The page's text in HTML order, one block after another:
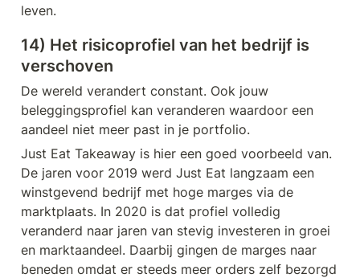
leven.
14) Het risicoprofiel van het bedrijf is
verschoven
De wereld verandert constant. Ook jouw
beleggingsprofiel kan veranderen waardoor een
aandeel niet meer past in je portfolio.
Just Eat Takeaway is hier een goed voorbeeld van.
De jaren voor 2019 werd Just Eat langzaam een
winstgevend bedrijf met hoge marges via de
marktplaats. In 2020 is dat profiel volledig
veranderd naar jaren van stevig investeren in groei
en marktaandeel. Daarbij gingen de marges naar
beneden omdat er steeds meer orders zelf bezorgd